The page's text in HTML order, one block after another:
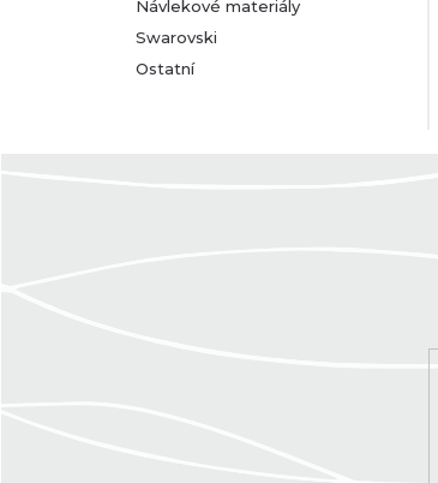
Návlekové materiály
Swarovski
Ostatní